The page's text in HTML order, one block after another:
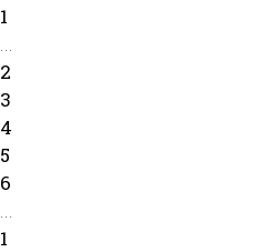
1
...
2
3
4
5
6
...
1